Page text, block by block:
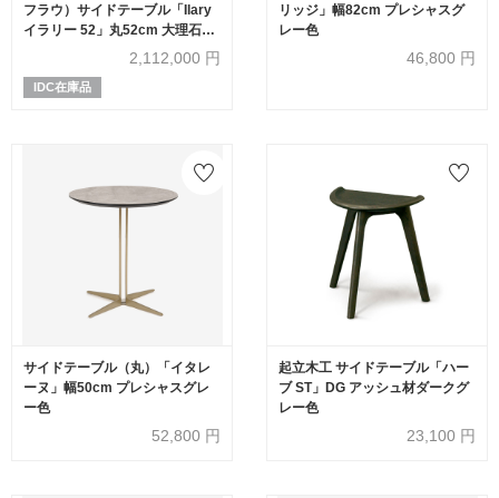
フラウ）サイドテーブル「Ilary
イラリー 52」丸52cm 大理石フ
ィオールディペスコ2,112,000 円
IDC在庫品
リッジ」幅82cm プレシャスグ
レー色
46,800 円
サイドテーブル（丸）「イタレ
ーヌ」幅50cm プレシャスグレ
ー色
52,800 円
起立木工 サイドテーブル「ハー
ブ ST」DG アッシュ材ダークグ
レー色
23,100 円